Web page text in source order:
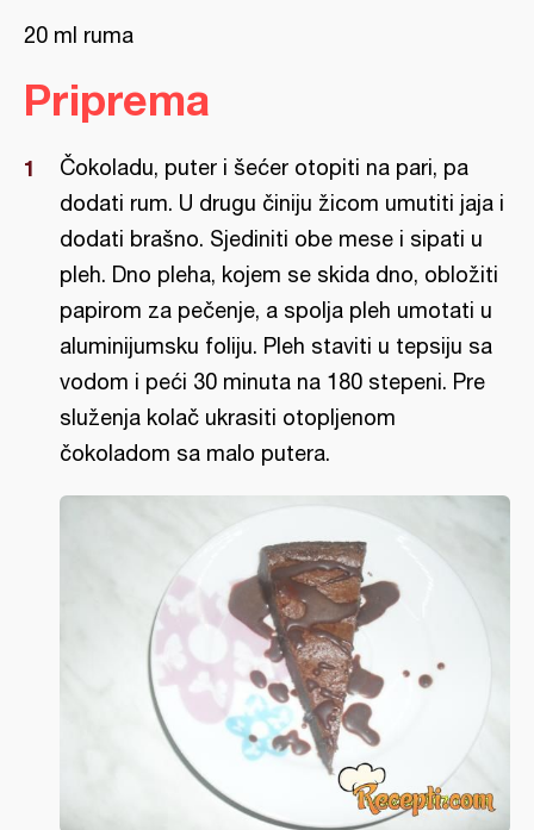
20 ml ruma
Priprema
Čokoladu, puter i šećer otopiti na pari, pa
dodati rum. U drugu činiju žicom umutiti jaja i
dodati brašno. Sjediniti obe mese i sipati u
pleh. Dno pleha, kojem se skida dno, obložiti
papirom za pečenje, a spolja pleh umotati u
aluminijumsku foliju. Pleh staviti u tepsiju sa
vodom i peći 30 minuta na 180 stepeni. Pre
služenja kolač ukrasiti otopljenom
čokoladom sa malo putera.